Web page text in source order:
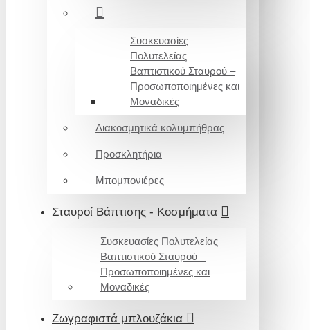
Συσκευασίες
Πολυτελείας
Βαπτιστικού Σταυρού –
Προσωποποιημένες και
Μοναδικές
Διακοσμητικά κολυμπήθρας
Προσκλητήρια
Μπομπονιέρες
Σταυροί Βάπτισης - Κοσμήματα
Συσκευασίες Πολυτελείας
Βαπτιστικού Σταυρού –
Προσωποποιημένες και
Μοναδικές
Ζωγραφιστά μπλουζάκια